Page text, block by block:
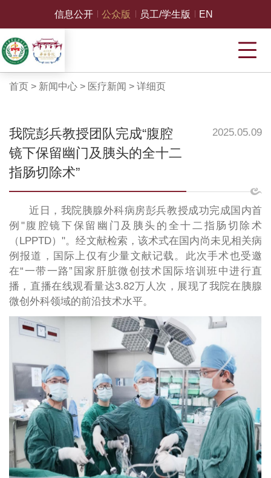
信息公开 公众版 员工/学生版 EN
首页 > 新闻中心> 医疗新闻 > 详细页
我院彭兵教授团队完成“腹腔
镜下保留幽门及胰头的全十二
指肠切除术”
2025.05.09
近日，我院胰腺外科病房彭兵教授成功完成国内首
例"腹腔镜下保留幽门及胰头的全十二指肠切除术
（LPPTD）"。经文献检索，该术式在国内尚未见相关病
例报道，国际上仅有少量文献记载。此次手术也受邀
在“一带一路”国家肝脏微创技术国际培训班中进行直
播，直播在线观看量达3.82万人次，展现了我院在胰腺
微创外科领域的前沿技术水平。